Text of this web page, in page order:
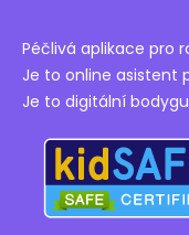
Péčlivá aplikace pro
Je to online asistent
Je to digitální